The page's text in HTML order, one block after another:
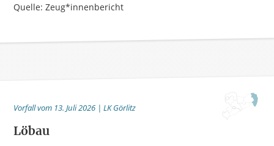
Quelle: Zeug*innenbericht
Vorfall vom 13. Juli 2026 | LK Görlitz
Löbau